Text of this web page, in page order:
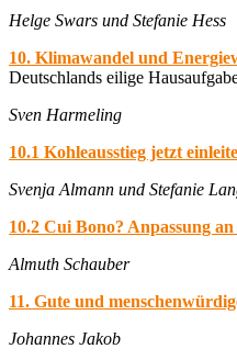
Helge Swars und Stefanie Hess
10. Klimawandel und
Deutschlands eilige
Sven Harmeling
10.1 Kohleausstieg jetzt
Svenja Almann und Stefanie
10.2 Cui Bono? Anpassung
Almuth Schauber
11. Gute und
Johannes Jakob